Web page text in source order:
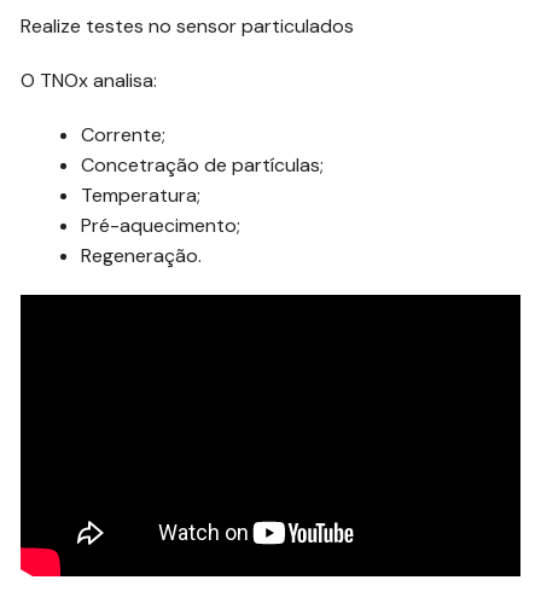
Realize testes no sensor particulados
O TNOx analisa:
Corrente;
Concetração de partículas;
Temperatura;
Pré-aquecimento;
Regeneração.